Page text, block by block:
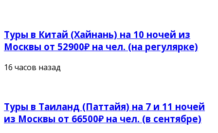
Туры в Китай (Хайнань) на 10 ночей из
Москвы от 52900₽ на чел. (на регулярке)
16 часов назад
Туры в Таиланд (Паттайя) на 7 и 11 ночей
из Москвы от 66500₽ на чел. (в сентябре)